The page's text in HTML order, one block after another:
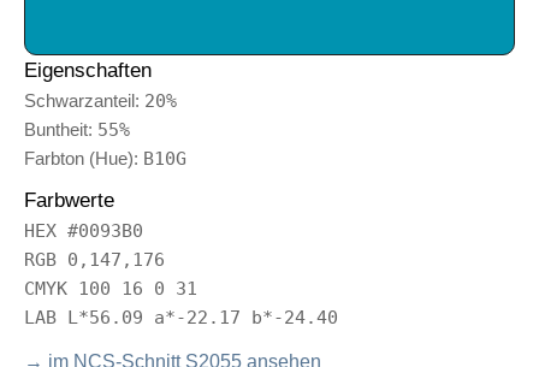
Eigenschaften
Schwarzanteil: 20%
Buntheit: 55%
Farbton (Hue): B10G
Farbwerte
HEX #0093B0
RGB 0,147,176
CMYK 100 16 0 31
LAB L*56.09 a*-22.17 b*-24.40
→ im NCS-Schnitt S2055 ansehen